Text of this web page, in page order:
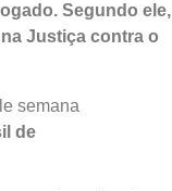
Segundo ele,
Justiça contra o
semana
de